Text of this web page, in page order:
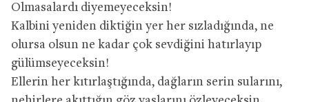
Olmasalardı diyemeyeceksin!
Kalbini yeniden diktiğin yer her sızladığında, ne
olursa olsun ne kadar çok sevdiğini hatırlayıp
gülümseyeceksin!
Ellerin her kıtırlaştığında, dağların serin sularını,